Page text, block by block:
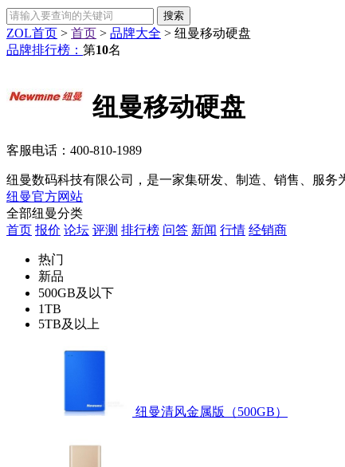
ZOL首页 > 首页 > 品牌大全 > 纽曼移动硬盘
品牌排行榜： 第10名
纽曼移动硬盘
客服电话： 400-810-1989
纽曼数码科技有限公司，是一家集研发、制造、销售、服
纽曼官方网站
全部纽曼分类
首页 报价 论坛 评测 排行榜 问答 新闻 行情 经销商
热门
新品
500GB及以下
1TB
5TB及以上
纽曼清风金属版（500GB）